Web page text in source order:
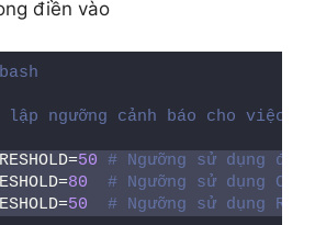
điền vào
ngưỡng cảnh báo cho việc
50 # Ngưỡng sử dụng đĩa
80
# Ngưỡng sử dụng CPU
50 # Ngưỡng sử dụng RAM